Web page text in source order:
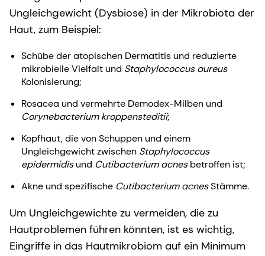
Ungleichgewicht (Dysbiose) in der Mikrobiota der
Haut, zum Beispiel:
Schübe der atopischen Dermatitis und reduzierte
mikrobielle Vielfalt und Staphylococcus aureus
Kolonisierung;
Rosacea und vermehrte Demodex-Milben und
Corynebacterium kroppensteditii;
Kopfhaut, die von Schuppen und einem
Ungleichgewicht zwischen Staphylococcus
epidermidisund Cutibacterium acnesbetroffen ist;
Akne und spezifische Cutibacterium acnesStämme.
Um Ungleichgewichte zu vermeiden, die zu
Hautproblemen führen könnten, ist es wichtig,
Eingriffe in das Hautmikrobiom auf ein Minimum